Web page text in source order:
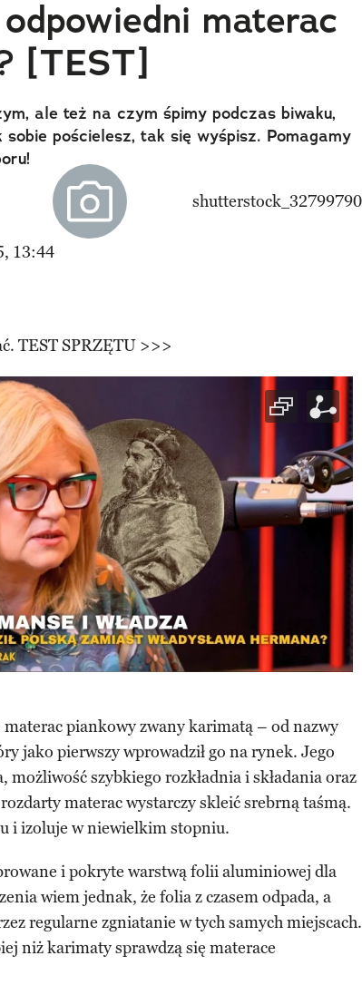
materac
[TEST]
ale też na czym śpimy podczas biwaku,
pościelesz, tak się wyśpisz. Pomagamy
13:44
TEST SPRZĘTU >>>
piankowy zwany karimatą – od nazwy
jako pierwszy wprowadził go na rynek. Jego
możliwość szybkiego rozkładnia i składania oraz
materac wystarczy skleić srebrną taśmą.
i izoluje w niewielkim stopniu.
i pokryte warstwą folii aluminiowej dla
wiem jednak, że folia z czasem odpada, a
regularne zgniatanie w tych samych miejscach.
niż karimaty sprawdzą się materace